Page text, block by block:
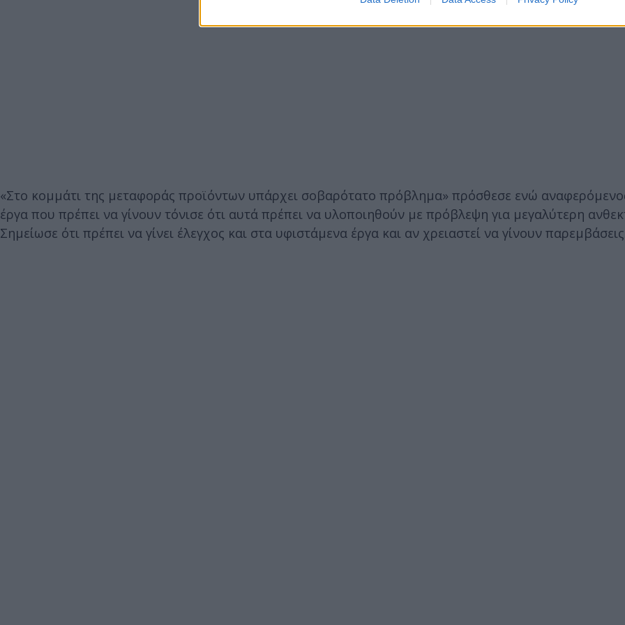
«Στο κομμάτι της μεταφοράς προϊόντων υπάρχει σοβαρότατο πρόβλημα» πρόσθεσε ενώ
έργα που πρέπει να γίνουν τόνισε ότι αυτά πρέπει να υλοποιηθούν με πρόβλεψη για μεγαλύτερη
Σημείωσε ότι πρέπει να γίνει έλεγχος και στα υφιστάμενα έργα και αν χρειαστεί να γίνουν